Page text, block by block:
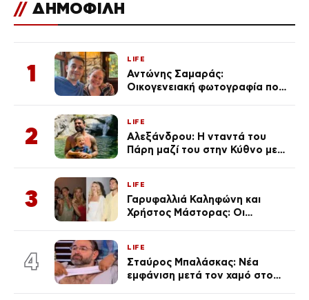
// ΔΗΜΟΦΙΛΗ
1
LIFE
Αντώνης Σαμαράς:
Οικογενειακή φωτογραφία που
Λένας
2
LIFE
Αλεξάνδρου: Η νταντά του
Πάρη μαζί του στην Κύθνο με
3
LIFE
Γαρυφαλλιά Καληφώνη και
Χρήστος Μάστορας: Οι
απαρατήρητη
4
LIFE
Σταύρος Μπαλάσκας: Νέα
εμφάνιση μετά τον χαμό στο